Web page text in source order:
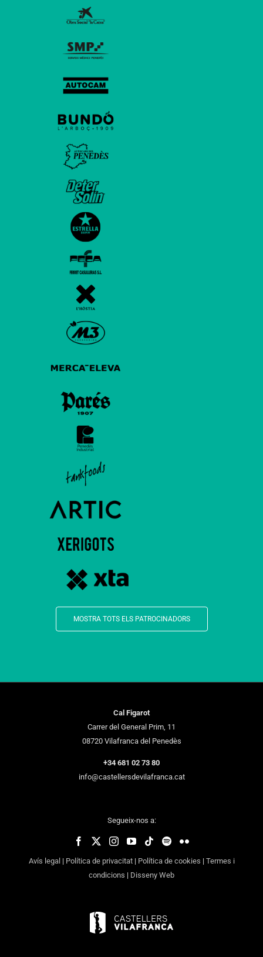
MOSTRA TOTS ELS PATROCINADORS
Cal Figarot
Carrer del General Prim, 11
08720 Vilafranca del Penedès
+34 681 02 73 80
info@castellersdevilafranca.cat
Segueix-nos a:
Avís legal | Política de privacitat| Política de cookies | Termes i
condicions | Disseny Web